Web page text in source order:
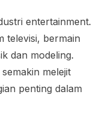
entertainment.
televisi, bermain
dan modeling.
melejit
penting dalam